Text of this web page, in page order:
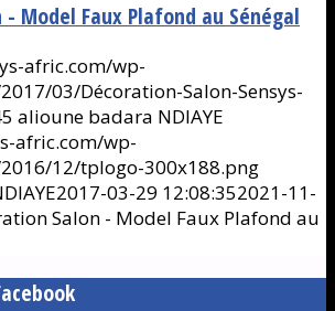
Model Faux Plafond au Sénégal
afric.com/wp-
03/Décoration-Salon-Sensys-
alioune badara NDIAYE
afric.com/wp-
12/tplogo-300x188.png
2017-03-29 12:08:352021-11-
Salon - Model Faux Plafond au